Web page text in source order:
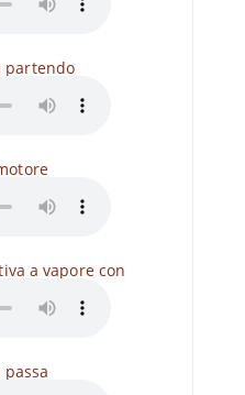
partendo
a vapore con